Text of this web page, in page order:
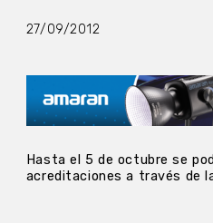
27/09/2012
Hasta el 5 de octubre se
acreditaciones a través de